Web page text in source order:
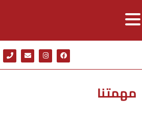
مهمتنا